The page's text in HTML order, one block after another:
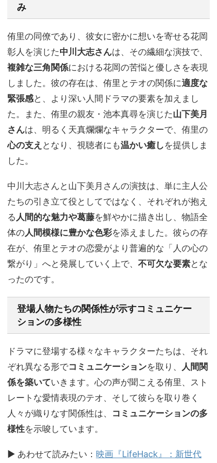
み
侑里の同僚であり、彼女に密かに想いを寄せる花岡
彰人を演じた中川大志さんは、その繊細な演技で、
複雑な三角関係における花岡の苦悩と優しさを表現
しました。彼の存在は、侑里とテオの関係に適度な
緊張感と、より深い人間ドラマの要素を加えまし
た。また、侑里の親友・池本真尋を演じた山下美月
さんは、明るく天真爛爛なキャラクターで、侑里の
心の支え となり、視聴者にも温かい癒しを提供しま
した。
中川大志さんと山下美月さんの演技は、単に主人公
たちの引き立て役としてではなく、それぞれが抱え
る 人間的な魅力や葛藤を鮮やかに描き出し、物語全
体の人間模様に豊かな色彩を添えました。彼らの存
在が、侑里とテオの恋愛がより普遍的な「人の心の
繋がり」へと発展していく上で、 不可欠な要素とな
ったのです。
登場人物たちの関係性が示すコミュニケー
ションの多様性
ドラマに登場する様々なキャラクターたちは、それ
ぞれ異なる形でコミュニケーションを取り、
人間関
係を築いていきます。心の声が聞こえる侑里、スト
レートな愛情表現のテオ、そして彼らを取り巻く
人々が織りなす関係性は、 コミュニケーションの多
様性を示唆しています。
▶ あわせて読みたい： 映画『LifeHack』：新世代